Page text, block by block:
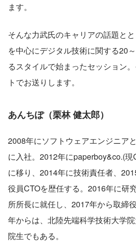
ます。
そんな力武氏のキャリアの話題と
を中心にデジタル技術に関する20
るスタイルで始まったセッション
トでお送りします。
あんちぽ（栗林 健太郎）
2008年にソフトウェアエンジニア
に入社。2012年にpaperboy&co.(
に移り、2014年に技術責任者、
役員CTOを歴任する。2016年に研
所所長に就任し、2017年から取締
年からは、北陸先端科学技術大学
院生でもある。